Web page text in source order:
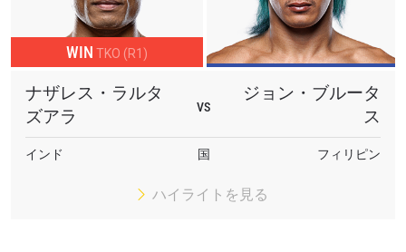
WIN TKO (R1)
ナザレス・ラルタ
ズアラ
VS
ジョン・ブルータ
ス
インド 国 フィリピン
ハイライトを見る